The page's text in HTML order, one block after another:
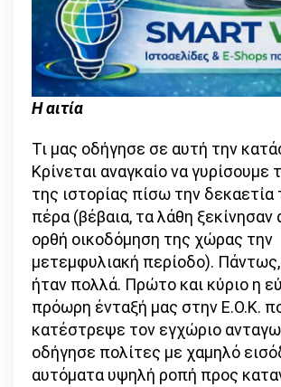
Η αιτία
Τι μας οδήγησε σε αυτή την
Κρίνεται αναγκαίο να γυρίσουμε
της ιστορίας πίσω την δεκαετία
πέρα (βέβαια, τα λάθη ξεκίνησαν
ορθή οικοδόμηση της χώρας την
μετεμφυλιακή περίοδο).
ήταν πολλά. Πρώτο και κύριο η
πρόωρη ένταξή μας στην Ε.Ο.Κ.
κατέστρεψε τον εγχώριο
οδήγησε πολίτες με χαμηλό
αυτόματα υψηλή ροπή προς